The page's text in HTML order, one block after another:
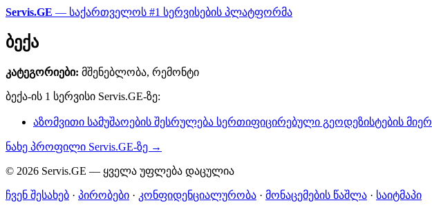
Servis.GE — საქართველოს #1 სერვისების პლატფორმა
ბექა
კატეგორიები: მშენებლობა, რემონტი
ბექა-ის 1 სერვისი Servis.GE-ზე:
აზომვითი სამუშაოების შესრულება სერთიფიცირებული გეოდეზისტების მიერ
ნახე პროფილი Servis.GE-ზე →
© 2026 Servis.GE — ყველა უფლება დაცულია
ჩვენ შესახებ · პირობები · კონფიდენციალურობა · მონაცემების წაშლა · საიტმაპი